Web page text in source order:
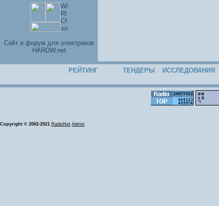
Cайт и форум для электриков
HARDW.net
РЕЙТИНГ ТЕНДЕРЫ ИССЛЕДОВАНИЯ
Copyright © 2002-2021 RadioNet Admin